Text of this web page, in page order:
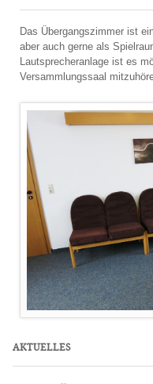
Das Übergangszimmer ist
aber auch gerne als
Lautsprecheranlage ist es
Versammlungssaal
AKTUELLES